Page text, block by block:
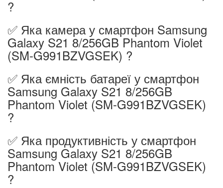
?
✅ Яка камера у смартфон Samsung
Galaxy S21 8/256GB Phantom Violet
(SM-G991BZVGSEK) ?
✅ Яка ємність батареї у смартфон
Samsung Galaxy S21 8/256GB
Phantom Violet (SM-G991BZVGSEK)
?
✅ Яка продуктивність у смартфон
Samsung Galaxy S21 8/256GB
Phantom Violet (SM-G991BZVGSEK)
?